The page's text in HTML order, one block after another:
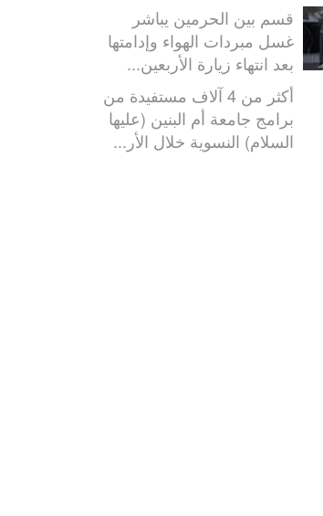
قسم بين الحرمين يباشر
غسل مبردات الهواء وإدامتها
بعد انتهاء زيارة الأربعين...
أكثر من 4 آلاف مستفيدة من
برامج جامعة أم البنين (عليها
السلام) النسوية خلال الأر...